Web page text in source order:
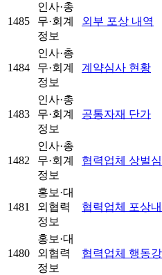
1485
인사·총
무·회계
정보
외부 포상 내역
1484
인사·총
무·회계
정보
계약심사 현황
1483
인사·총
무·회계
정보
공통자재 단가
1482
인사·총
무·회계
정보
협력업체 상벌
1481
홍보·대
외협력
정보
협력업체 포상
1480
홍보·대
외협력
정보
협력업체 행동